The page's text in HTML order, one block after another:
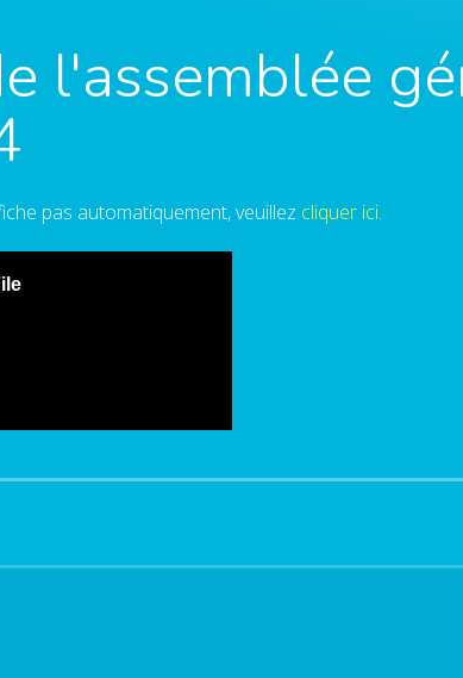
l'assemblée
pas automatiquement, veuillez cliquer ici.